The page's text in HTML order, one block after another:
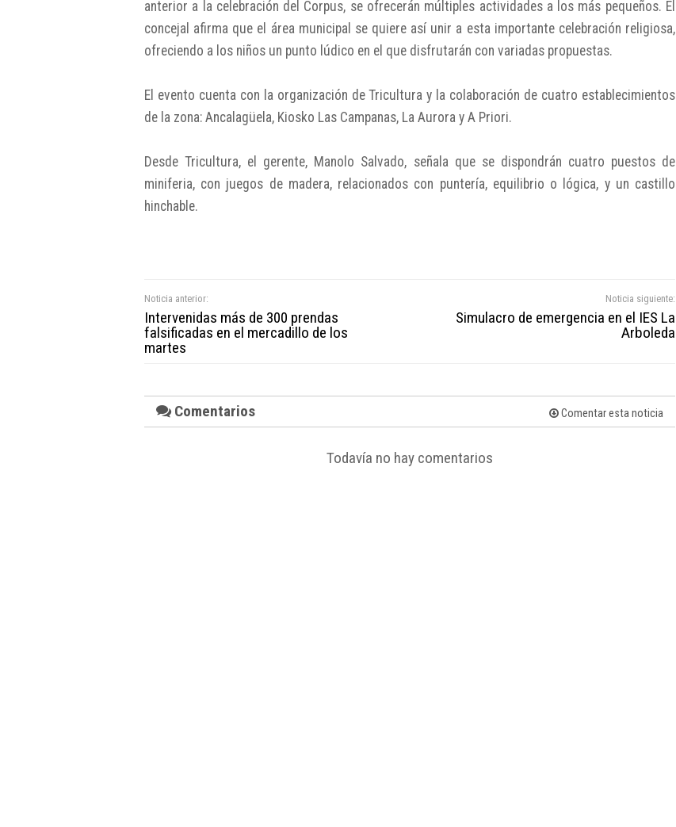
anterior a la celebración del Corpus, se ofrecerán múltiples actividades a los más pequeños. El
concejal afirma que el área municipal se quiere así unir a esta importante celebración religiosa,
ofreciendo a los niños un punto lúdico en el que disfrutarán con variadas propuestas.
El evento cuenta con la organización de Tricultura y la colaboración de cuatro establecimientos
de la zona: Ancalagüela, Kiosko Las Campanas, La Aurora y A Priori.
Desde Tricultura, el gerente, Manolo Salvado, señala que se dispondrán cuatro puestos de
miniferia, con juegos de madera, relacionados con puntería, equilibrio o lógica, y un castillo
hinchable.
Noticia anterior:
Intervenidas más de 300 prendas
falsificadas en el mercadillo de los
martes
Noticia siguiente:
Simulacro de emergencia en el IES La
Arboleda
Comentarios Comentar esta noticia
Todavía no hay comentarios